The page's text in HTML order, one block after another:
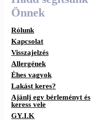
Önnek
Rólunk
Kapcsolat
Visszajelzés
Allergének
Éhes vagyok
Lakást keres?
Ajánlj egy bérleményt és
keress vele
GY.I.K